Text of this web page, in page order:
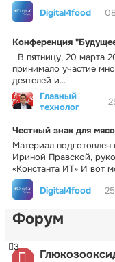
Digital4food
Конференция
В пятницу, 20 марта
принимало участие
деятелей и...
Главный
технолог
Честный знак для
Материал
Ириной Правской,
«Константа ИТ» И вот
Digital4food
Форум
3